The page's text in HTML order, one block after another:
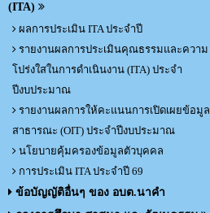
(ITA)
ผลการประเมิน ITA ประจำปี
รายงานผลการประเมินคุณธรรมและความ
โปร่งใสในการดำเนินงาน (ITA) ประจำ
ปีงบประมาณ
รายงานผลการให้คะแนนการเปิดเผยข้อมูล
สาธารณะ (OIT) ประจำปีงบประมาณ
นโยบายคุ้มครองข้อมูลตัวบุคคล
การประเมิน ITA ประจำปี 69
ข้อบัญญัติอื่นๆ ของ อบต.นาคำ